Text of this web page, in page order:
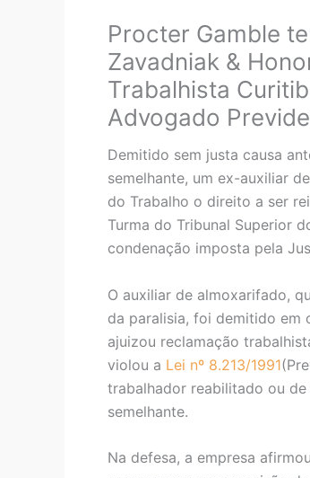
Procter Gamble
Zavadniak &
Trabalhista
Advogado
Demitido sem justa causa
semelhante, um ex-auxiliar
do Trabalho o direito a ser
Turma do Tribunal Superior
condenação imposta pela
O auxiliar de almoxarifado,
da paralisia, foi demitido em
ajuizou reclamação
violou a Lei nº 8.213/1991
trabalhador reabilitado ou
semelhante.
Na defesa, a empresa